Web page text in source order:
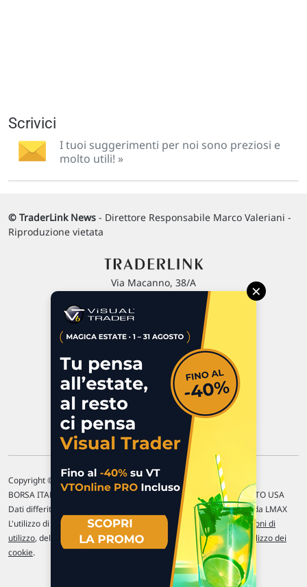
Scrivici
I tuoi suggerimenti per noi sono preziosi e
molto utili! »
© TraderLink News - Direttore Responsabile Marco Valeriani -
Riproduzione vietata
Via Macanno, 38/A
P.IVA 02 452 460 401
Commenti e segnalazioni
Contattaci
Copyright © 1996-2026 Traderlink Italia s.r.l.
BORSA ITALIANA Quotazioni di borsa differite di 15 min. / MERCATO USA
Dati differiti di 15 min. (fonte Intrinio) / FOREX Quotazioni fornite da LMAX
L'utilizzo di questo sito implica l'accettazione delle nostre Condizioni di
utilizzo, del Disclaimer MAR, dellePolitiche sulla privacye dell' Utilizzo dei
cookie.
×